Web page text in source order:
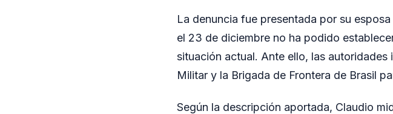
La denuncia fue presentada por su
el 23 de diciembre no ha podido
situación actual. Ante ello, las
Militar y la Brigada de Frontera de Brasil
Según la descripción aportada, Claudio